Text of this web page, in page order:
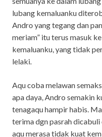
lubang kemaluanku
Andro yang tegang dan
meriam” itu terus masuk
kemaluanku, yang tidak
lelaki.
Aqu coba melawan
apa daya, Andro semakin
tenagaqu hampir habis.
terima dgn pasrah dicabuli
aqu merasa tidak kuat